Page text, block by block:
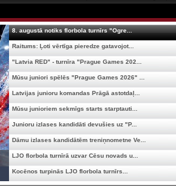
8. augustā notiks florbola turnīrs "Ogre...
Raitums: Ļoti vērtīga pieredze gatavojot...
"Latvia RED" - turnīra "Prague Games 202...
Mūsu juniori spēlēs "Prague Games 2026" ...
Latvijas junioru komandas Prāgā astotdaļ...
Mūsu junioriem sekmīgs starts starptauti...
Junioru izlases kandidāti devušies uz "P...
Dāmu izlases kandidātēm treniņnometne Ve...
LJO florbola turnīrā uzvar Cēsu novads u...
Kocēnos turpinās LJO florbola turnīrs...